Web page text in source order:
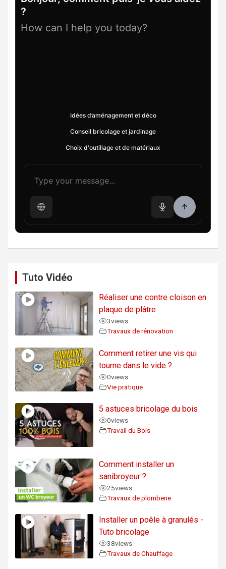
?
How can I help you today?
Idées d’aménagement et déco
Conseil bricolage et jardinage
Choix d'outillage et de matériaux
Tuto Vidéo
Réaliser une contre cloison en
plaque de plâtre
3views
Travaux de rénovation
Comment retirer une vis qui
tourne dans le vide ?
0views
Vie pratique
5 astuces bricolage du bois
0views
Travail du Bois
Comment installer un
sanibroyeur ?
25views
Travaux de plomberie
Installer un poêle à granulés -
Tuto bricolage
38views
Travaux de Chauffage